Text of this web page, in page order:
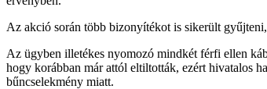
Az akció során több bizonyítékot is sikerült
Az ügyben illetékes nyomozó mindkét férfi ellen
hogy korábban már attól eltiltották, ezért hivatalos
bűncselekmény miatt.